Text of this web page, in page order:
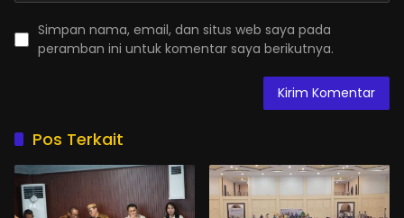
Simpan nama, email, dan situs web saya pada
peramban ini untuk komentar saya berikutnya.
Pos Terkait